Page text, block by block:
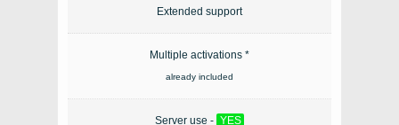
Extended support
Multiple activations *
already included
Server use - YES